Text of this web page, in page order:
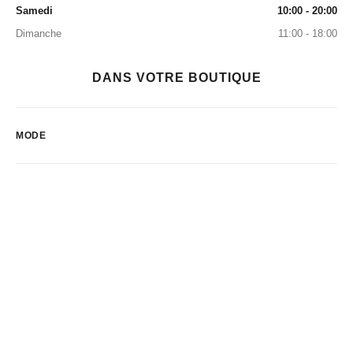
Samedi
10:00 - 20:00
Dimanche
11:00 - 18:00
DANS VOTRE BOUTIQUE
MODE